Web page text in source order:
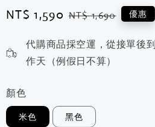
Sale
NT$ 1,590 Regular
NT$ 1,690 優惠
代購商品採空運，從接單後
作天（例假日不算）
顏色
米色 黑色